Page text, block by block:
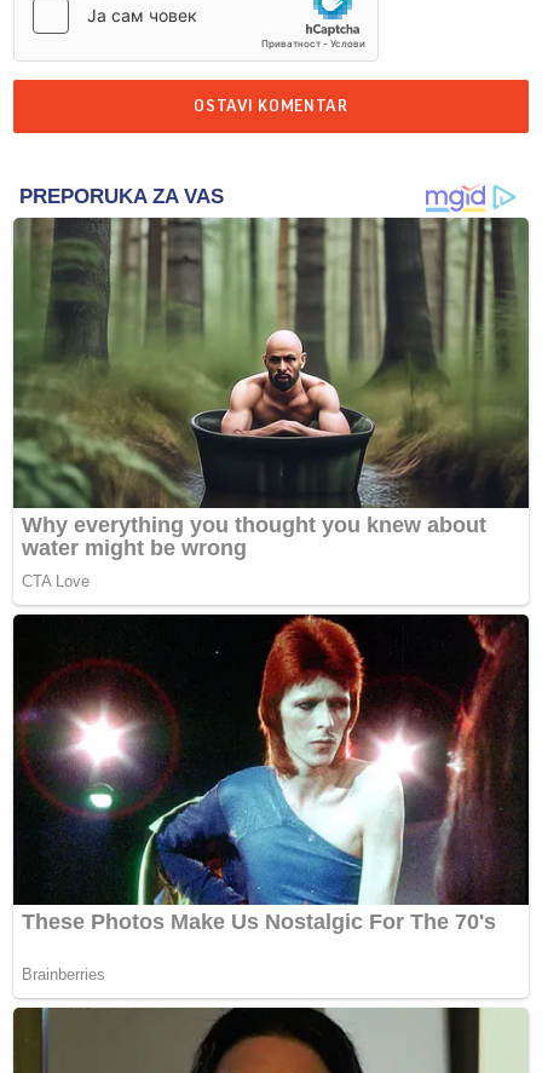
OSTAVI KOMENTAR